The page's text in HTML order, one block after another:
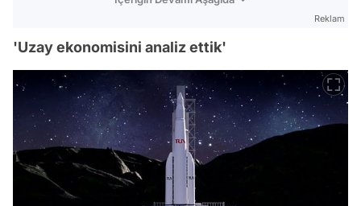
Reklam
'Uzay ekonomisini analiz ettik'